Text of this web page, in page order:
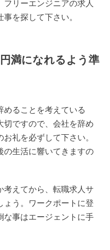
フリーエンジニアの求人
を探して下さい。
満になれるよう準
めることを考えている
切ですので、会社を辞め
礼を必ずして下さい。
の生活に響いてきますの
考えてから、転職求人サ
ょう。ワークポートに登
な事はエージェントに手